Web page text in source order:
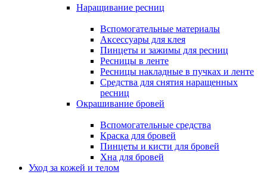
Наращивание ресниц
Вспомогательные материалы
Аксессуары для клея
Пинцеты и зажимы для ресниц
Ресницы в ленте
Ресницы накладные в пучках и ленте
Средства для снятия наращенных
ресниц
Окрашивание бровей
Вспомогательные средства
Краска для бровей
Пинцеты и кисти для бровей
Хна для бровей
Уход за кожей и телом